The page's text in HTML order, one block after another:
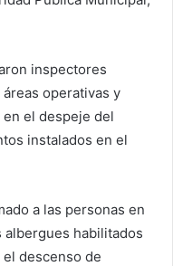
inspectores
operativas y
el despeje del
instalados en el
a las personas en
albergues habilitados
descenso de